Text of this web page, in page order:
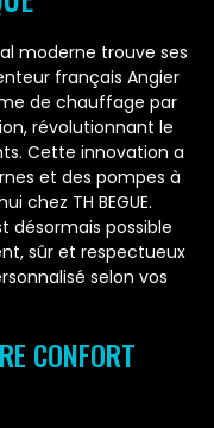
moderne trouve ses
français Angier
de chauffage par
révolutionnant le
Cette innovation a
et des pompes à
chez TH BEGUE.
désormais possible
sûr et respectueux
selon vos
CONFORT